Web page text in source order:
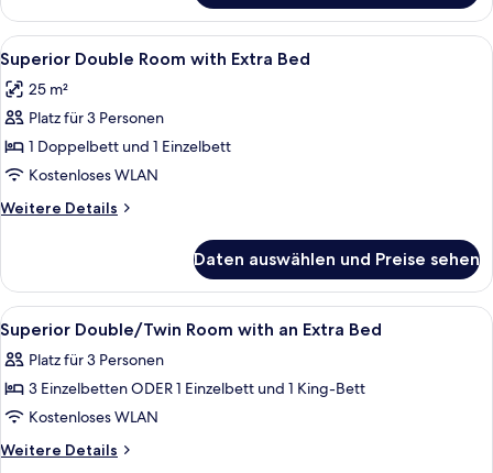
Doppel-
oder
-
Zweibettzimmer
Alle
Fotos
für
Superior
Double
Room
with
Extra
anzeigen
Ein Hotelzimmer mit zwei Betten,
5
Superior Double Room with Extra Bed
25 m²
Platz für 3 Personen
1 Doppelbett und 1 Einzelbett
Kostenloses WLAN
Weitere Details
Weitere
Double
Room
with
Extra
Bed
Daten auswählen und Preise sehen
Alle
Fotos
für
Superior
Double/Twin
Room
Ein modernes Hotelzimmer mit zwei
4
Superior Double/Twin Room with an Extra Bed
Platz für 3 Personen
3 Einzelbetten ODER 1 Einzelbett und 1 King-Bett
Kostenloses WLAN
Weitere Details
Weitere